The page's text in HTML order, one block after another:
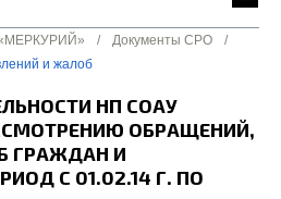
/ Документы СРО
/
и жалоб
НП СОАУ
ОБРАЩЕНИЙ,
ГРАЖДАН И
С 01.02.14 Г. ПО